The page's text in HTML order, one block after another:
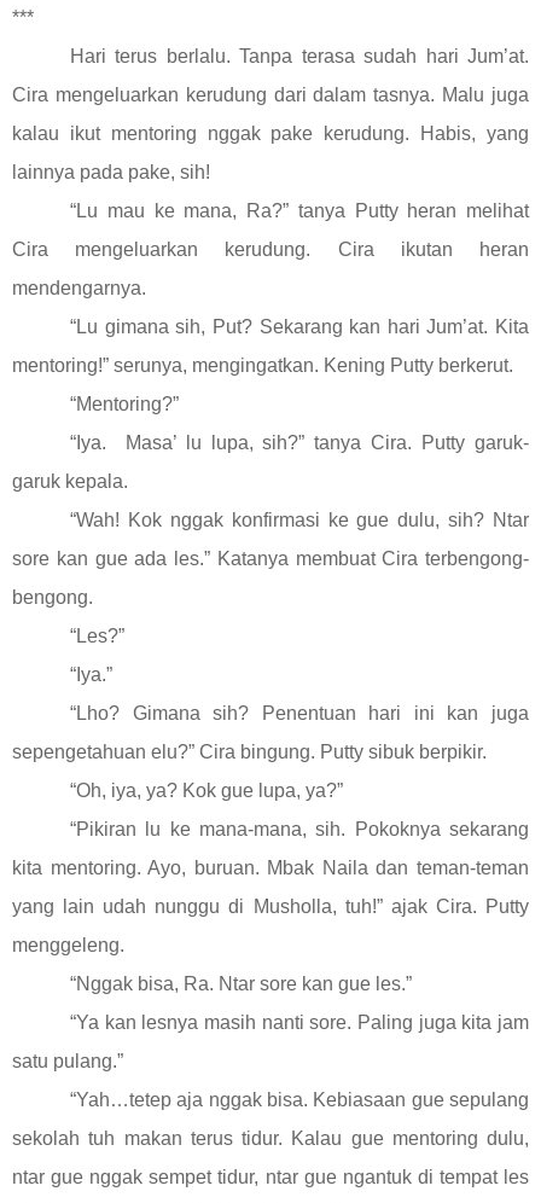
***
Hari terus berlalu. Tanpa terasa sudah hari Jum’at.
Cira mengeluarkan kerudung dari dalam tasnya. Malu juga
kalau ikut mentoring nggak pake kerudung. Habis, yang
lainnya pada pake, sih!
“Lu mau ke mana, Ra?” tanya Putty heran melihat
Cira mengeluarkan kerudung. Cira ikutan heran
mendengarnya.
“Lu gimana sih, Put? Sekarang kan hari Jum’at. Kita
mentoring!” serunya, mengingatkan. Kening Putty berkerut.
“Mentoring?”
“Iya. Masa’ lu lupa, sih?” tanya Cira. Putty garuk-
garuk kepala.
“Wah! Kok nggak konfirmasi ke gue dulu, sih? Ntar
sore kan gue ada les.” Katanya membuat Cira terbengong-
bengong.
“Les?”
“Iya.”
“Lho? Gimana sih? Penentuan hari ini kan juga
sepengetahuan elu?” Cira bingung. Putty sibuk berpikir.
“Oh, iya, ya? Kok gue lupa, ya?”
“Pikiran lu ke mana-mana, sih. Pokoknya sekarang
kita mentoring. Ayo, buruan. Mbak Naila dan teman-teman
yang lain udah nunggu di Musholla, tuh!” ajak Cira. Putty
menggeleng.
“Nggak bisa, Ra. Ntar sore kan gue les.”
“Ya kan lesnya masih nanti sore. Paling juga kita jam
satu pulang.”
“Yah…tetep aja nggak bisa. Kebiasaan gue sepulang
sekolah tuh makan terus tidur. Kalau gue mentoring dulu,
ntar gue nggak sempet tidur, ntar gue ngantuk di tempat les